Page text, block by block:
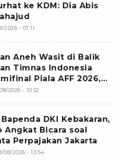
ke KDM: Dia Abis
2026 - 07:11
Aneh Wasit di Balik
Timnas Indonesia
Piala AFF 2026,
Singapura dan
2026 - 10:52
DKI Kebakaran,
Angkat Bicara soal
Perpajakan Jakarta
08/2026 - 13:54